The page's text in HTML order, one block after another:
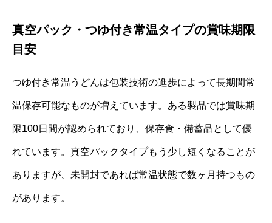
真空パック・つゆ付き常温タイプの賞味期限
目安
つゆ付き常温うどんは包装技術の進歩によって長期間常
温保存可能なものが増えています。ある製品では賞味期
限100日間が認められており、保存食・備蓄品として優
れています。真空パックタイプもう少し短くなることが
ありますが、未開封であれば常温状態で数ヶ月持つもの
があります。